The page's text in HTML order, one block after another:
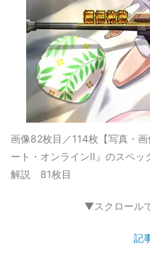
画像82枚目／114枚 【写真・
ート・オンラインII』のスペッ
解説 81枚目
▼スクロール
記